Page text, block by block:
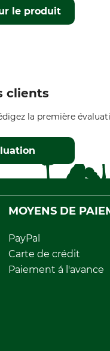
le produit
clients
la première
MOYENS DE
PayPal
Carte de crédit
Paiement á l'avance